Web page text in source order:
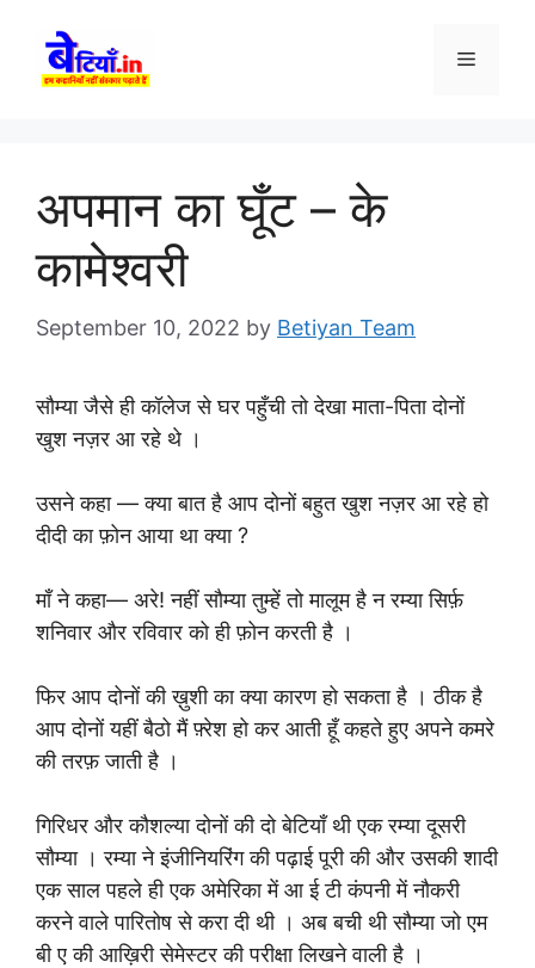
content
Menu
अपमान का घूँट – के
कामेश्वरी
September 10, 2022 by Betiyan Team
सौम्या जैसे ही कॉलेज से घर पहुँची तो देखा माता-पिता दोनों
खुश नज़र आ रहे थे ।
उसने कहा — क्या बात है आप दोनों बहुत खुश नज़र आ रहे हो
दीदी का फ़ोन आया था क्या ?
माँ ने कहा— अरे! नहीं सौम्या तुम्हें तो मालूम है न रम्या सिर्फ़
शनिवार और रविवार को ही फ़ोन करती है ।
फिर आप दोनों की ख़ुशी का क्या कारण हो सकता है । ठीक है
आप दोनों यहीं बैठो मैं फ़्रेश हो कर आती हूँ कहते हुए अपने कमरे
की तरफ़ जाती है ।
गिरिधर और कौशल्या दोनों की दो बेटियाँ थी एक रम्या दूसरी
सौम्या । रम्या ने इंजीनियरिंग की पढ़ाई पूरी की और उसकी शादी
एक साल पहले ही एक अमेरिका में आ ई टी कंपनी में नौकरी
करने वाले पारितोष से करा दी थी । अब बची थी सौम्या जो एम
बी ए की आख़िरी सेमेस्टर की परीक्षा लिखने वाली है ।